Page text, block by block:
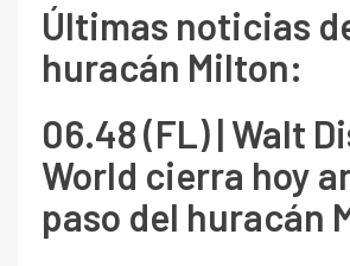
Últimas noticias
huracán Milton:
06.48 (FL) | Walt
World cierra hoy
paso del huracán